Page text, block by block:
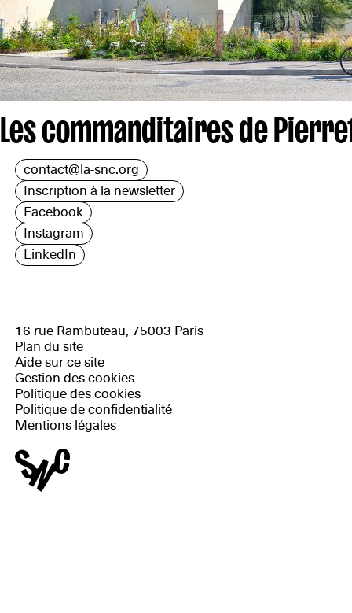
Les commanditaires de
contact@la-snc.org
Inscription à la newsletter
Facebook
Instagram
LinkedIn
16 rue Rambuteau, 75003 Paris
Plan du site
Aide sur ce site
Gestion des cookies
Politique des cookies
Politique de confidentialité
Mentions légales